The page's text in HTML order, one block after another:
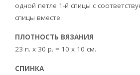
одной петле 1-й спицы с
спицы вместе.
ПЛОТНОСТЬ ВЯЗАНИЯ
23 п. х 30 р. = 10 x 10 см.
СПИНКА